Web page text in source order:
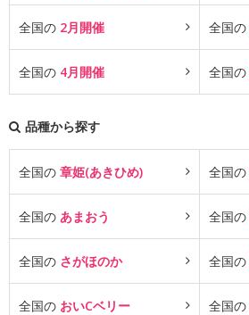
全国の 2月開催 全国の
全国の 4月開催 全国の
品種から探す
全国の 章姫(あきひめ) 全国の
全国の あまおう 全国の
全国の さがほのか 全国の
全国の おいCベリー 全国の